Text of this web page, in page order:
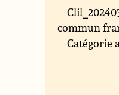
commun
Catégorie